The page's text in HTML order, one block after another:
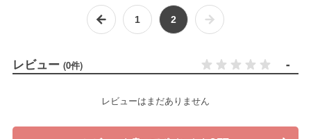
1 2
レビュー (0件) -
レビューはまだありません